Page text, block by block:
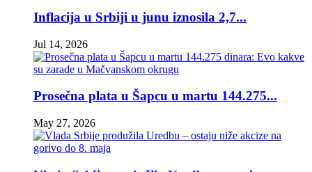
Inflacija u Srbiji u junu iznosila 2,7...
Jul 14, 2026
Prosečna plata u Šapcu u martu 144.275...
May 27, 2026